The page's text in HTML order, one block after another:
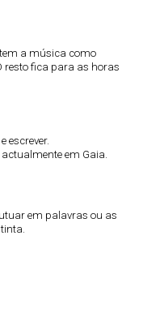
a música como
resto fica para as horas
escrever.
em Gaia.
em palavras ou as